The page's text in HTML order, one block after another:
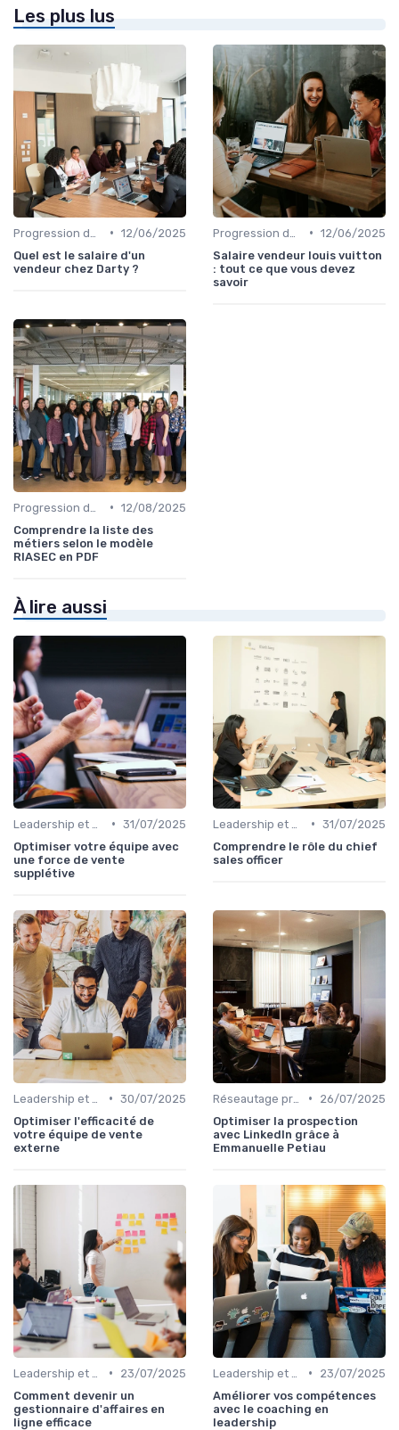
Les plus lus
• 12/06/2025
Quel est le salaire d'un
vendeur chez Darty ?
• 12/06/2025
Salaire vendeur louis vuitton
: tout ce que vous devez
savoir
• 12/08/2025
Comprendre la liste des
métiers selon le modèle
RIASEC en PDF
À lire aussi
• 31/07/2025
Optimiser votre équipe avec
une force de vente
supplétive
• 31/07/2025
Comprendre le rôle du chief
sales officer
• 30/07/2025
Optimiser l'efficacité de
votre équipe de vente
externe
•
26/07/2025
Optimiser la prospection
avec LinkedIn grâce à
Emmanuelle Petiau
•
23/07/2025
Comment devenir un
gestionnaire d'affaires en
ligne efficace
•
23/07/2025
Améliorer vos compétences
avec le coaching en
leadership